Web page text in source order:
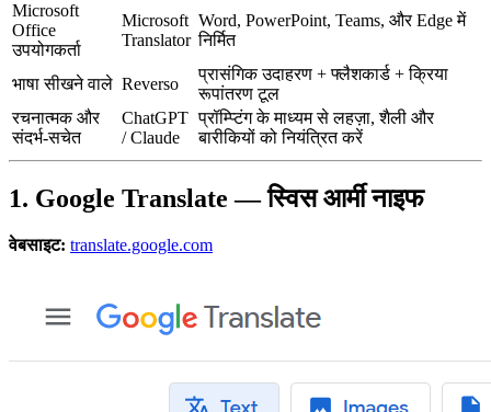
Microsoft
Office
उपयोगकर्ता
Microsoft
Translator
Word, PowerPoint, Teams, और Edge में
निर्मित
भाषा सीखने वाले Reverso
प्रासंगिक उदाहरण + फ्लैशकार्ड + क्रिया
रूपांतरण टूल
रचनात्मक और
संदर्भ-सचेत
ChatGPT
/ Claude
प्रॉम्प्टिंग के माध्यम से लहज़ा, शैली और
बारीकियों को नियंत्रित करें
1. Google Translate — स्विस आर्मी नाइफ
वेबसाइट: translate.google.com